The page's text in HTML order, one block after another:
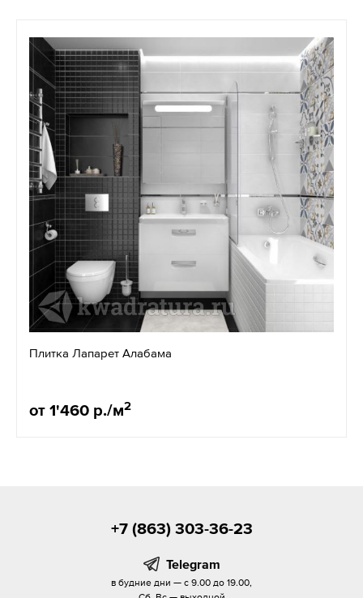
Плитка Лапарет Алабама
от 1'460 р./м2
+7 (863) 303-36-23
Telegram
в будние дни — с 9.00 до 19.00,